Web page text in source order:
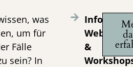
was
um für
Fälle
sein? In
Info-
Webinare
&